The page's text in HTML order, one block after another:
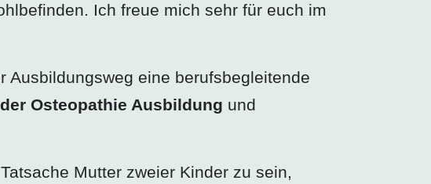
Ich freue mich sehr für euch im
Ausbildungsweg eine berufsbegleitende
Osteopathie Ausbildung und
Mutter zweier Kinder zu sein,